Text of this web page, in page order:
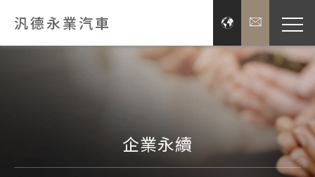
企業永續
汎德永業汽車
品牌
展示
新